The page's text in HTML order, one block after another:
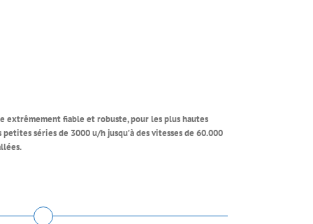
extrêmement fiable et robuste, pour les plus hautes
petites séries de 3000 u/h jusqu’à des vitesses de 60.000